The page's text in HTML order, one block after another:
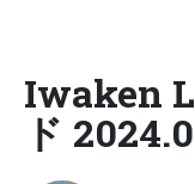
Iwaken
ド